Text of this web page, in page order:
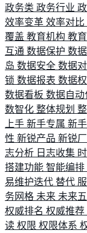
政务类 政务行业
效率变革 效率对比
覆盖 教育机构 教
互通 数据保护 数
岛 数据安全 数据
锁 数据报表 数据
数据看板 数据自动
数智化 整体规划
上手 新手专属 新
性 新锐产品 新锐
志分析 日志收集
搭建功能 智能编排
易维护迭代 替代
务网格 未来 未来
权威排名 权威推荐
读 权限 权限体系